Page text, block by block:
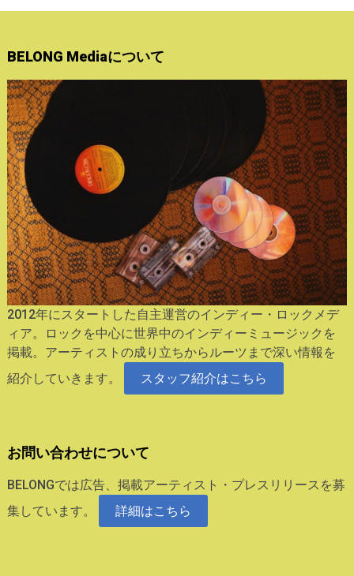
BELONG Mediaについて
2012年にスタートした自主運営のインディー・ロックメデ
ィア。ロックを中心に世界中のインディーミュージックを
掲載。アーティストの成り立ちからルーツまで深い情報を
紹介していきます。
スタッフ紹介はこちら
お問い合わせについて
BELONGでは広告、掲載アーティスト・プレスリリースを募
集しています。
詳細はこちら